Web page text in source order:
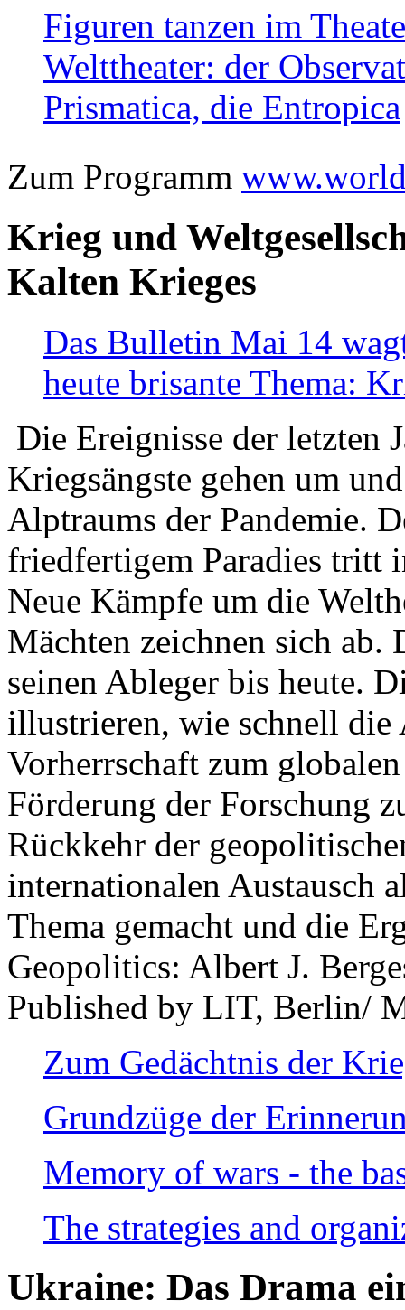
Figuren tanzen im
Welttheater: der
Prismatica, die Entropica
Zum Programm
Krieg und
Kalten Krieges
Das Bulletin Mai 14
heute brisante Thema:
Die Ereignisse der letzten
Kriegsängste gehen um
Alptraums der Pandemie.
friedfertigem Paradies tritt
Neue Kämpfe um die
Mächten zeichnen sich
seinen Ableger bis heute.
illustrieren, wie schnell die
Vorherrschaft zum
Förderung der Forschung
Rückkehr der
internationalen Austausch
Thema gemacht und die
Geopolitics: Albert J.
Published by LIT, Berlin/
Zum Gedächtnis der
Grundzüge der
Memory of wars - the
The strategies and
Ukraine: Das Drama